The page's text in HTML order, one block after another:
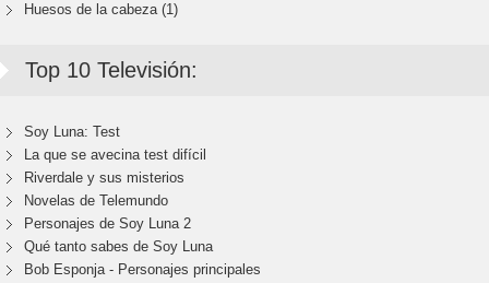
Huesos de la cabeza (1)
Top 10 Televisión:
Soy Luna: Test
La que se avecina test difícil
Riverdale y sus misterios
Novelas de Telemundo
Personajes de Soy Luna 2
Qué tanto sabes de Soy Luna
Bob Esponja - Personajes principales